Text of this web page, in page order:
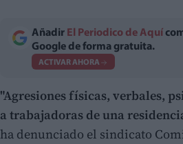
Añadir El Periodico de Aquí
Google de forma gratuita.
ACTIVAR AHORA
"Agresiones físicas, verbales,
a trabajadoras de una
ha denunciado el sindicato